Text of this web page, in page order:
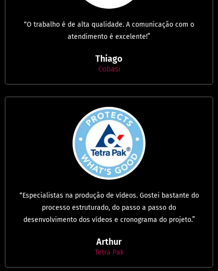
“O trabalho é de alta qualidade. A comunicação com o
atendimento é excelente!”
Thiago
Cobasi
“Especialistas na produção de vídeos. Gostei bastante do
processo estruturado, do passo a passo do
desenvolvimento dos vídeos e cronograma do projeto.”
Arthur
Tetra Pak